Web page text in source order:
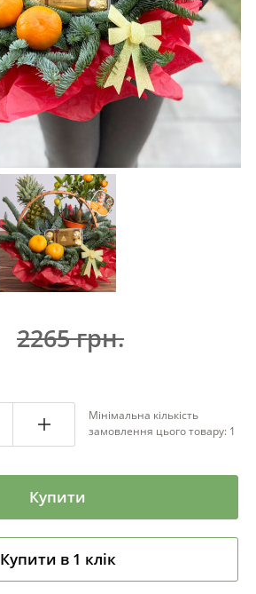
2265 грн.
Мінімальна кількість
замовлення цього товару: 1
Купити
Купити в 1 клік